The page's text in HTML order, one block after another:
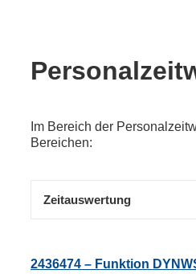
Im Bereich der
Bereichen:
Zeitauswertung
2436474 – Funktion